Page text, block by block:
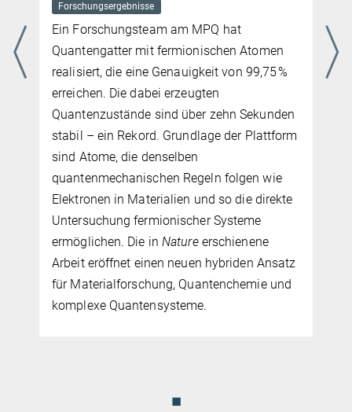
Forschungsergebnisse
Ein Forschungsteam am MPQ hat
Quantengatter mit fermionischen Atomen
realisiert, die eine Genauigkeit von 99,75 %
erreichen. Die dabei erzeugten
Quantenzustände sind über zehn Sekunden
stabil – ein Rekord. Grundlage der Plattform
sind Atome, die denselben
quantenmechanischen Regeln folgen wie
Elektronen in Materialien und so die direkte
Untersuchung fermionischer Systeme
ermöglichen. Die in Natureerschienene
Arbeit eröffnet einen neuen hybriden Ansatz
für Materialforschung, Quantenchemie und
komplexe Quantensysteme.
◼